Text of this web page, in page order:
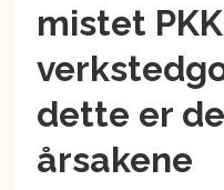
mistet
dette er
årsakene